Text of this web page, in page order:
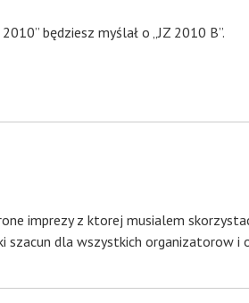
będziesz myślał o „JZ 2010 B”.
imprezy z ktorej musialem
dla wszystkich organizatorow i